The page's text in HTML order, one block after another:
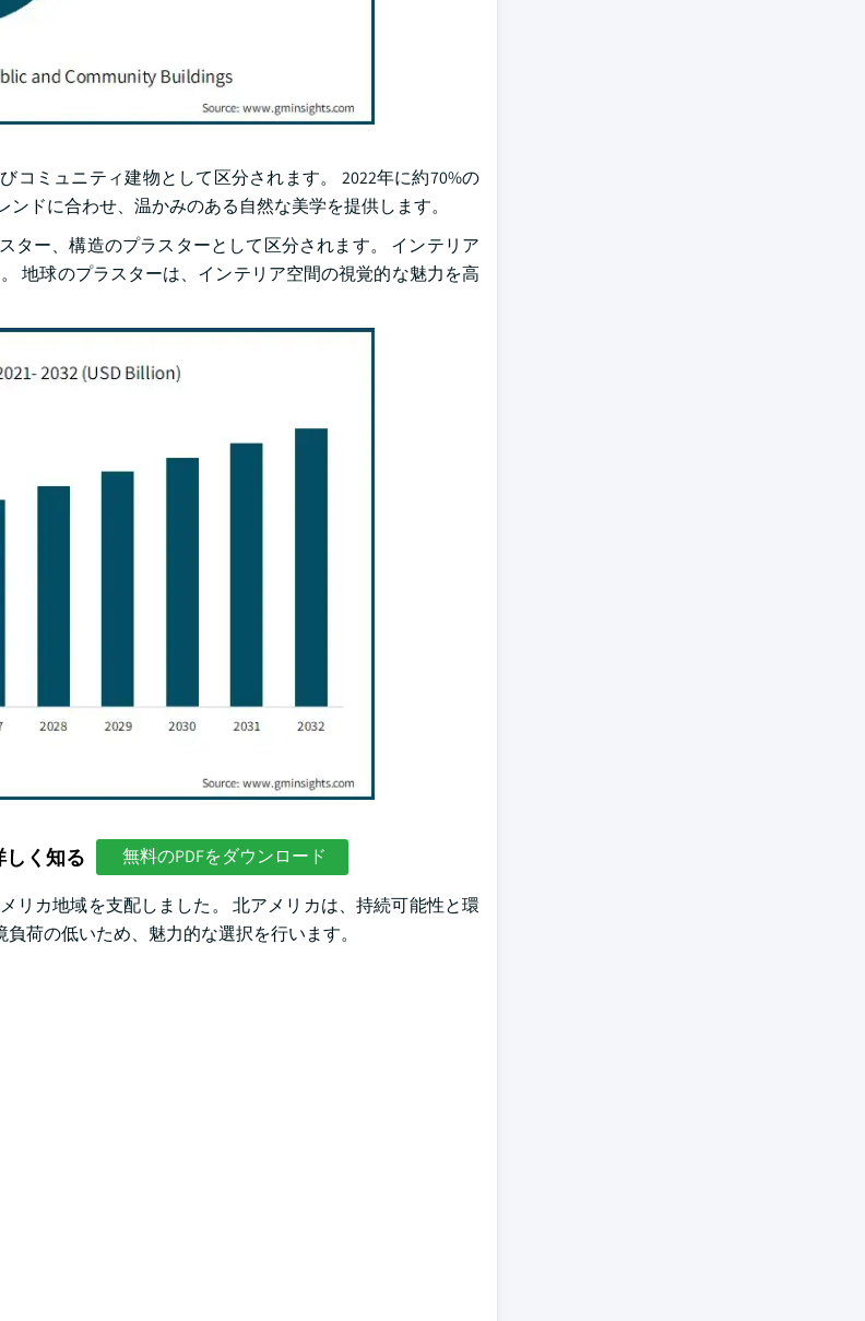
ミュニティ建物として区分されます。 2022年に約70%の
ドに合わせ、温かみのある自然な美学を提供します。
ー、構造のプラスターとして区分されます。 インテリア
地球のプラスターは、インテリア空間の視覚的な魅力を高
しく知る 無料のPDFをダウンロード
リカ地域を支配しました。 北アメリカは、持続可能性と環
荷の低いため、魅力的な選択を行います。